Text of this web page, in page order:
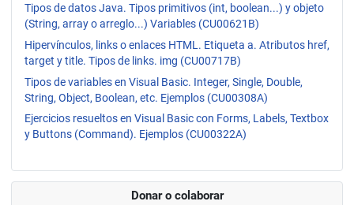
Tipos de datos Java. Tipos primitivos (int, boolean...) y objeto
(String, array o arreglo...) Variables (CU00621B)
Hipervínculos, links o enlaces HTML. Etiqueta a. Atributos href,
target y title. Tipos de links. img (CU00717B)
Tipos de variables en Visual Basic. Integer, Single, Double,
String, Object, Boolean, etc. Ejemplos (CU00308A)
Ejercicios resueltos en Visual Basic con Forms, Labels, Textbox
y Buttons (Command). Ejemplos (CU00322A)
Donar o colaborar